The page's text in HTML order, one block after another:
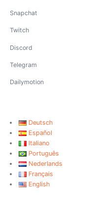
Snapchat
Twitch
Discord
Telegram
Dailymotion
Deutsch
Español
Italiano
Português
Nederlands
Français
English